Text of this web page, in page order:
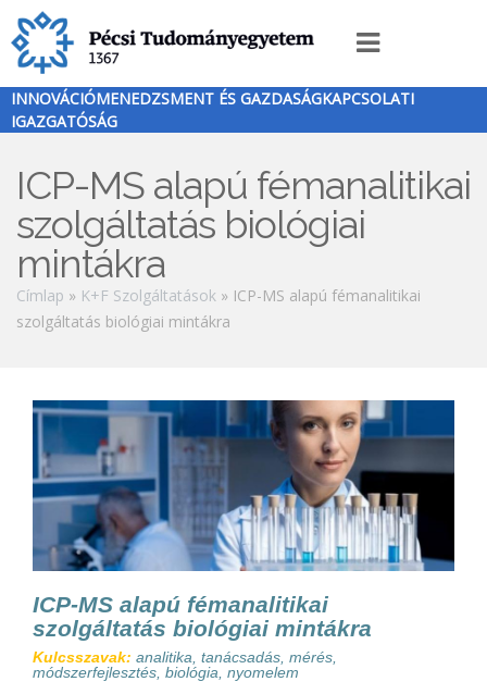
Ugrás
tartalomra
Innováció
menü
INNOVÁCIÓMENEDZSMENT ÉS GAZDASÁGKAPCSOLATI
IGAZGATÓSÁG
ICP-MS alapú fémanalitikai
szolgáltatás biológiai
mintákra
Morzsa
Címlap K+F Szolgáltatások
ICP-MS alapú fémanalitikai
szolgáltatás biológiai mintákra
ICP-MS alapú fémanalitikai
szolgáltatás biológiai mintákra
Kulcsszavak: analitika, tanácsadás, mérés,
módszerfejlesztés, biológia, nyomelem